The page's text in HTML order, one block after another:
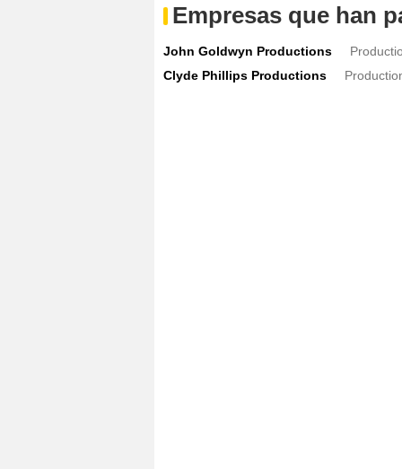
Empresas que han
John Goldwyn Productions
Clyde Phillips Productions